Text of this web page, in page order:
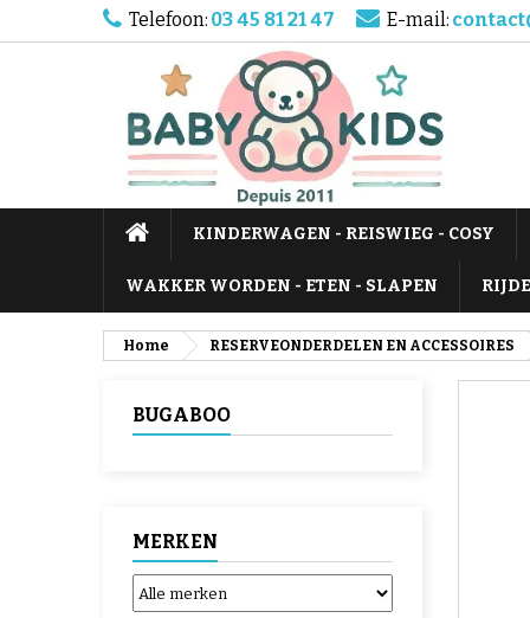
Telefoon: 03 45 81 21 47 E-mail:
KINDERWAGEN - REISWIEG - COSY
WAKKER WORDEN - ETEN - SLAPEN
Home RESERVEONDERDELEN EN ACCESSOIRES
BUGABOO
MERKEN